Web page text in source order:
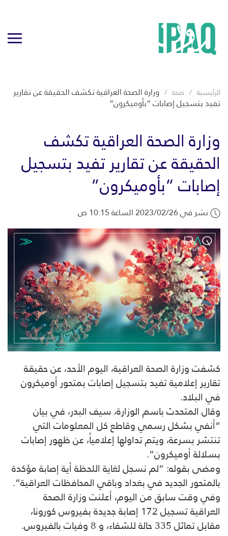
الرئيسية صحة وزارة الصحة العراقية تكشف الحقيقة عن تقارير
تفيد بتسجيل إصابات “بأوميكرون”
وزارة الصحة العراقية تكشف
الحقيقة عن تقارير تفيد بتسجيل
إصابات “بأوميكرون”
نشر في 2023/02/26 الساعة 10:15 ص
كشفت وزارة الصحة العراقية، اليوم الأحد، عن حقيقة
تقارير إعلامية تفيد بتسجيل إصابات بمتحور أوميكرون
في البلاد.
وقال المتحدث باسم الوزارة، سيف البدر، في بيان
“أنفي بشكل رسمي وقاطع كل المعلومات التي
تنتشر بسرعة، ويتم تداولها إعلامياً، عن ظهور إصابات
بسلالة أوميكرون”.
ومضى بقوله: “لم نسجل لغاية اللحظة أية إصابة مؤكدة
بالمتحور الجديد في بغداد وباقي المحافظات العراقية”.
وفي وقت سابق من اليوم، أعلنت وزارة الصحة
العراقية تسجيل 172 إصابة جديدة بفيروس كورونا،
مقابل تماثل 335 حالة للشفاء، و 8 وفيات بالفيروس.